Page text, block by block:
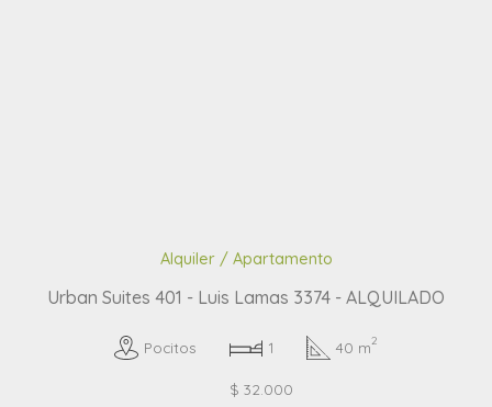
Alquiler / Apartamento
Urban Suites 401 - Luis Lamas 3374 - ALQUILADO
Pocitos 1 40 m2
$ 32.000